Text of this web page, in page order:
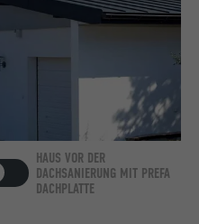
HAUS VOR DER
DACHSANIERUNG MIT PREFA
DACHPLATTE
Social-Networking-Dienst
Verfolgung der
eingebetteten